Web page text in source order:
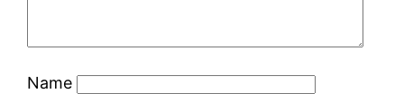
Name